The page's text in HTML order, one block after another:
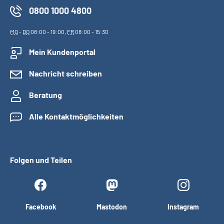
0800 1000 4800
MO- DO08:00 - 19:00, FR08:00 - 15:30
Mein Kundenportal
Nachricht schreiben
Beratung
Alle Kontaktmöglichkeiten
Folgen und Teilen
Facebook Mastodon Instagram